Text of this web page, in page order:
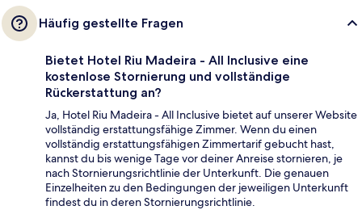
Häufig gestellte Fragen
Bietet Hotel Riu Madeira - All Inclusive eine
kostenlose Stornierung und vollständige
Rückerstattung an?
Ja, Hotel Riu Madeira - All Inclusive bietet auf unserer Website
vollständig erstattungsfähige Zimmer. Wenn du einen
vollständig erstattungsfähigen Zimmertarif gebucht hast,
kannst du bis wenige Tage vor deiner Anreise stornieren, je
nach Stornierungsrichtlinie der Unterkunft. Die genauen
Einzelheiten zu den Bedingungen der jeweiligen Unterkunft
findest du in deren Stornierungsrichtlinie.